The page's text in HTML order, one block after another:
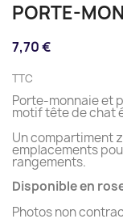
PORTE-
7,70 €
TTC
Porte-monnaie et
motif tête de chat
Un compartiment
emplacements
rangements.
Disponible en
Photos non